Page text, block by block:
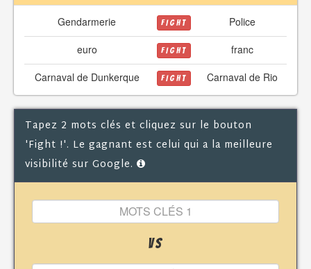
Gendarmerie FIGHT
Police
euro
FIGHT
franc
Carnaval de Dunkerque
FIGHT Carnaval de Rio
Tapez 2 mots clés et cliquez sur le bouton
'Fight !'. Le gagnant est celui qui a la meilleure
visibilité sur Google.
VS